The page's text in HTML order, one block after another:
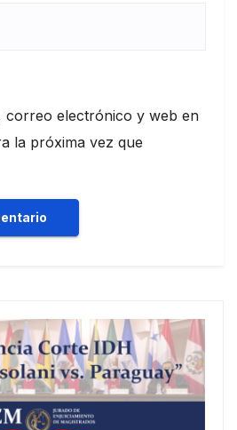
correo electrónico y web en
la próxima vez que